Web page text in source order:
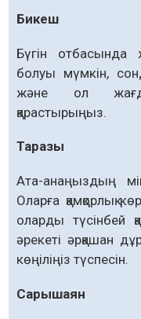
Бикеш
Бүгін отбасында
болуы мүмкін,
және ол
қарастырыңыз.
Таразы
Ата-анаңыздың
Оларға қамқорлық
оларды түсінбей
әрекеті әрқашан
көңіліңіз түспесін.
Сарышаян